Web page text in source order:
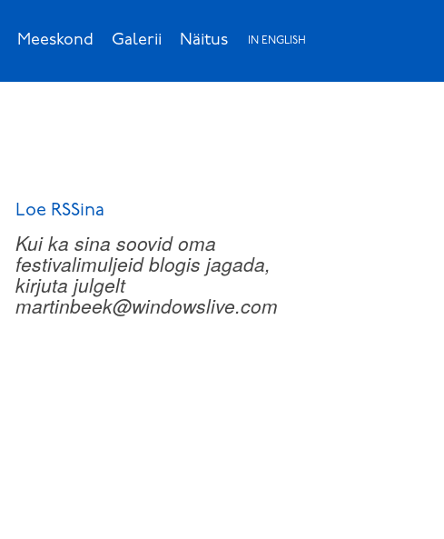
Meeskond Galerii Näitus IN ENGLISH
Loe RSSina
Kui ka sina soovid oma
festivalimuljeid blogis jagada,
kirjuta julgelt
martinbeek@windowslive.com